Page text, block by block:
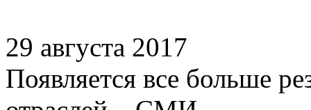
29 августа 2017
Появляется все больше